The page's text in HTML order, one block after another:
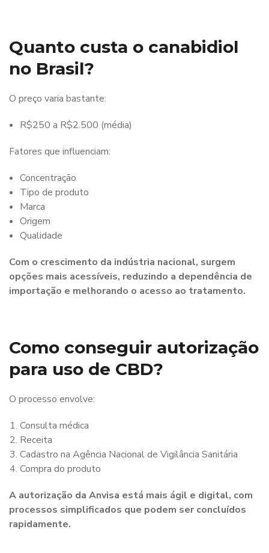
Quanto custa o canabidiol
no Brasil?
O preço varia bastante:
R$250 a R$2.500 (média)
Fatores que influenciam:
Concentração
Tipo de produto
Marca
Origem
Qualidade
Com o crescimento da indústria nacional, surgem
opções mais acessíveis, reduzindo a dependência de
importação e melhorando o acesso ao tratamento.
Como conseguir autorização
para uso de CBD?
O processo envolve:
Consulta médica
Receita
Cadastro na Agência Nacional de Vigilância Sanitária
Compra do produto
A autorização da Anvisa está mais ágil e digital, com
processos simplificados que podem ser concluídos
rapidamente.